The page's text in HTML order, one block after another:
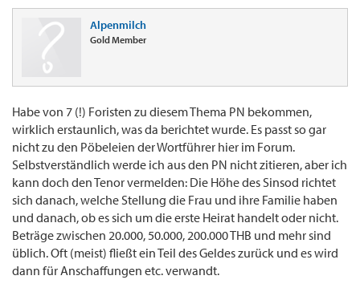
Alpenmilch
Gold Member
Habe von 7 (!) Foristen zu diesem Thema PN bekommen,
wirklich erstaunlich, was da berichtet wurde. Es passt so gar
nicht zu den Pöbeleien der Wortführer hier im Forum.
Selbstverständlich werde ich aus den PN nicht zitieren, aber ich
kann doch den Tenor vermelden: Die Höhe des Sinsod richtet
sich danach, welche Stellung die Frau und ihre Familie haben
und danach, ob es sich um die erste Heirat handelt oder nicht.
Beträge zwischen 20.000, 50.000, 200.000 THB und mehr sind
üblich. Oft (meist) fließt ein Teil des Geldes zurück und es wird
dann für Anschaffungen etc. verwandt.